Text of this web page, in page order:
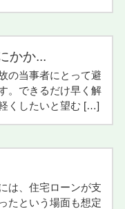
かか...
の当事者にとって避
。できるだけ早く解
くしたいと望む […]
は、住宅ローンが支
たという場面も想定